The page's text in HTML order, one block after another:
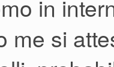
in
me si